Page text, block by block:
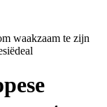
waakzaam te zijn